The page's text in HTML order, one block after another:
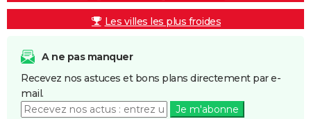
Les villes les plus froides
A ne pas manquer
Recevez nos astuces et bons plans directement par e-
mail.
Je m'abonne